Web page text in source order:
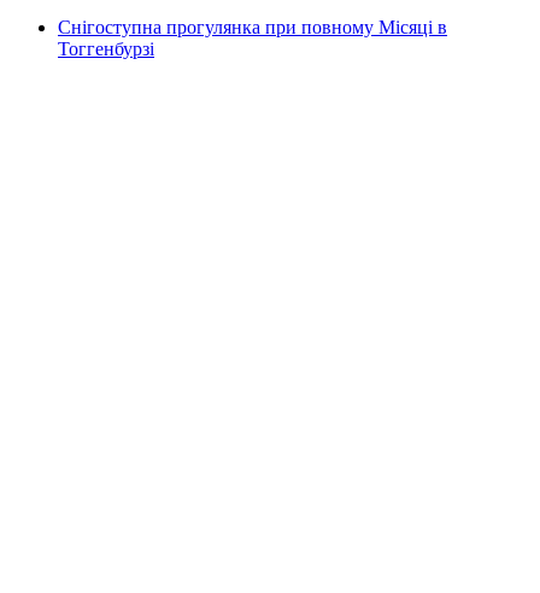
Снігоступна прогулянка при повному Місяці в
Тоггенбурзі